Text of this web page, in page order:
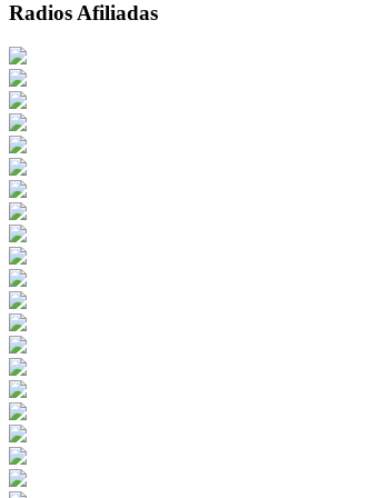
Radios Afiliadas